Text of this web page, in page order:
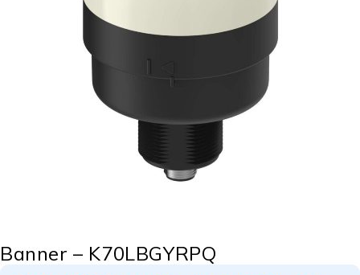
Banner – K70LBGYRPQ